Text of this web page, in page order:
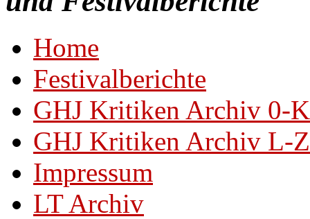
Home
Festivalberichte
GHJ Kritiken Archiv 0-K
GHJ Kritiken Archiv L-Z
Impressum
LT Archiv